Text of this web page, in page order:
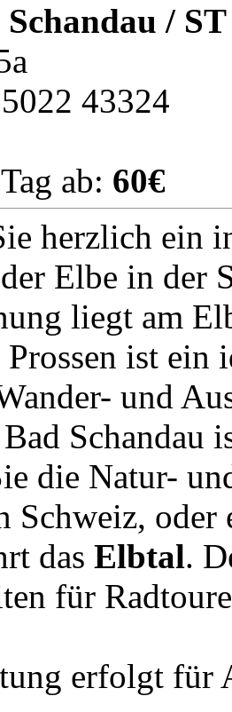
/ ST
43324
ab: 60€
herzlich ein
Elbe in der
liegt am
ist ein
und
Schandau
die Natur-
Schweiz,
das Elbtal.
für
erfolgt für